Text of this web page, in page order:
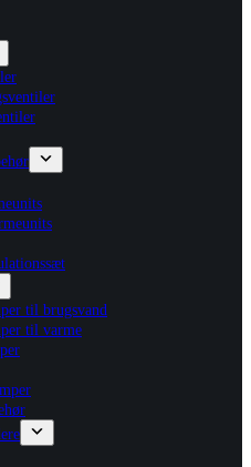
til brugsvand
til varme